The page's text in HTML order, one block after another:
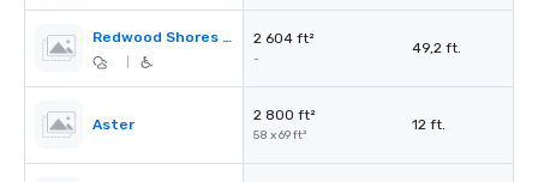
Redwood Shores Pre-Function 2 604 ft²
-
49,2 ft.
Aster
2 800 ft²
58 x 69 ft²
12 ft.